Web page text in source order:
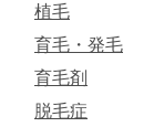
植毛
育毛・発毛
育毛剤
脱毛症